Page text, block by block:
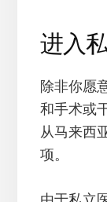
进入
除非你愿
和手术或
从马来西
项。